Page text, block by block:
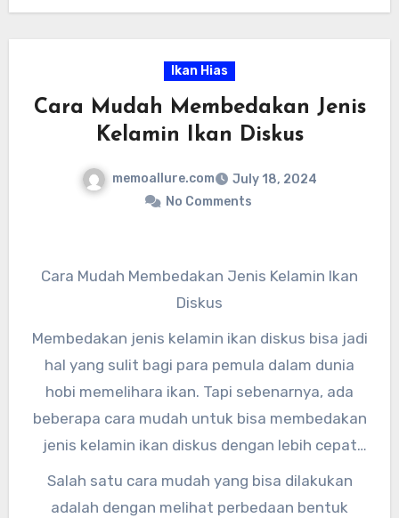
Ikan Hias
Cara Mudah Membedakan Jenis
Kelamin Ikan Diskus
memoallure.com
July 18, 2024
No Comments
Cara Mudah Membedakan Jenis Kelamin Ikan
Diskus
Membedakan jenis kelamin ikan diskus bisa jadi
hal yang sulit bagi para pemula dalam dunia
hobi memelihara ikan. Tapi sebenarnya, ada
beberapa cara mudah untuk bisa membedakan
jenis kelamin ikan diskus dengan lebih cepat
dan akurat.
Salah satu cara mudah yang bisa dilakukan
adalah dengan melihat perbedaan bentuk